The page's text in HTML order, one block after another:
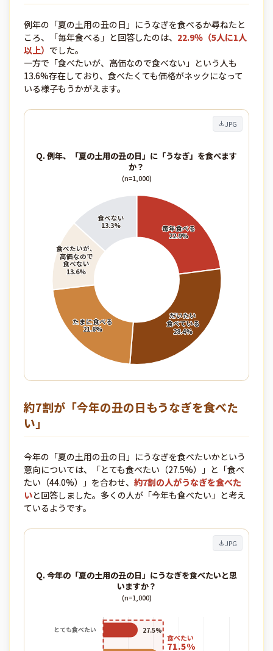
例年の「夏の土用の丑の日」にうなぎを食べるか尋ねたと
ころ、「毎年食べる」と回答したのは、 22.9％（5人に1人
以上） でした。
一方で「食べたいが、高価なので食べない」という人も
13.6%存在しており、食べたくても価格がネックになって
いる様子もうかがえます。
JPG
Q. 例年、「夏の土用の丑の日」に「うなぎ」を食べます
か？
(n=1,000)
約7割が「今年の丑の日もうなぎを食べた
い」
今年の「夏の土用の丑の日」にうなぎを食べたいかという
意向については、「とても食べたい（27.5%）」と「食べ
たい（44.0%）」を合わせ、 約7割の人がうなぎを食べた
いと回答しました。多くの人が「今年も食べたい」と考え
ているようです。
JPG
Q. 今年の「夏の土用の丑の日」にうなぎを食べたいと思
いますか？
(n=1,000)